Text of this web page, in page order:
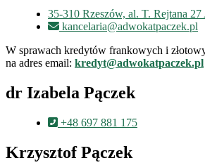
35-310 Rzeszów, al. T. Rejtana 27
kancelaria@adwokatpaczek.pl
W sprawach kredytów frankowych i
na adres email: kredyt@adwokatpaczek.pl
dr Izabela Pączek
+48 697 881 175
Krzysztof Pączek